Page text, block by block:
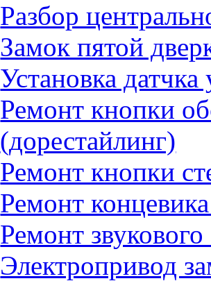
Разбор
Замок пятой
Установка
Ремонт кнопки
(дорестайлинг)
Ремонт кнопки
Ремонт
Ремонт
Электропривод